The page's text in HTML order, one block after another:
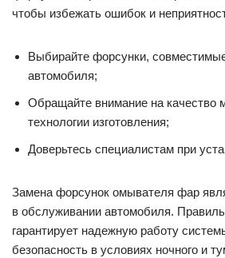
чтобы избежать ошибок и
Выбирайте форсунки,
автомобиля;
Обращайте внимание на качество
технологии изготовления;
Доверьтесь специалистам при
Замена форсунок омывателя фар
в обслуживании автомобиля.
гарантирует надежную работу
безопасность в условиях ночного и